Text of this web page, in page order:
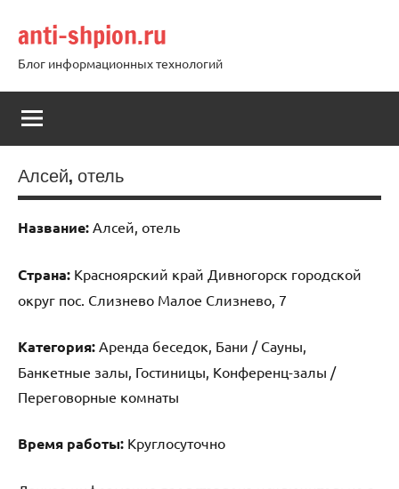
содержимому
anti-shpion.ru
Блог информационных технологий
Алсей, отель
Название: Алсей, отель
Страна: Красноярский край Дивногорск городской
округ пос. Слизнево Малое Слизнево, 7
Категория: Аренда беседок, Бани / Сауны,
Банкетные залы, Гостиницы, Конференц-залы /
Переговорные комнаты
Время работы: Круглосуточно